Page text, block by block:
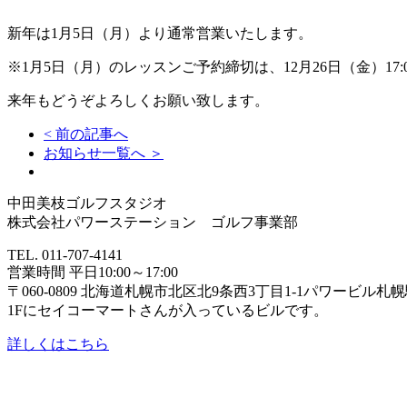
新年は1月5日（月）より通常営業いたします。
※1月5日（月）のレッスンご予約締切は、12月26日（金）
来年もどうぞよろしくお願い致します。
< 前の記事へ
お知らせ一覧へ ＞
中田美枝ゴルフスタジオ
株式会社パワーステーション ゴルフ事業部
TEL. 011-707-4141
営業時間 平日10:00～17:00
〒060-0809 北海道札幌市北区北9条西3丁目1-1パワービル札
1Fにセイコーマートさんが入っているビルです。
詳しくはこちら